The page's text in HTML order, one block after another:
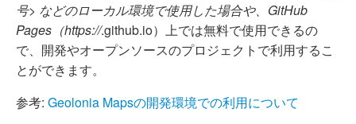
号> などのローカル環境で使用した場合や、GitHub
Pages（https://.github.io）上では無料で使用できるの
で、開発やオープンソースのプロジェクトで利用するこ
とができます。
参考: Geolonia Mapsの開発環境での利用について